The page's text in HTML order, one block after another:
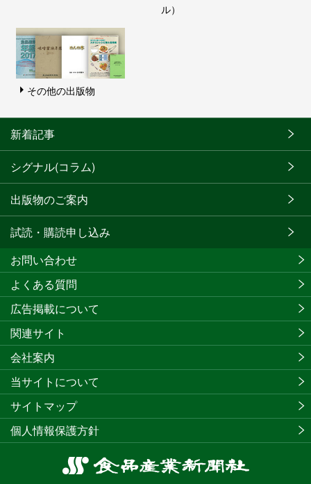
ル）
その他の出版物
新着記事
シグナル(コラム)
出版物のご案内
試読・購読申し込み
食
お問い合わせ
よくある質問
広告掲載について
関連サイト
会社案内
当サイトについて
サイトマップ
個人情報保護方針